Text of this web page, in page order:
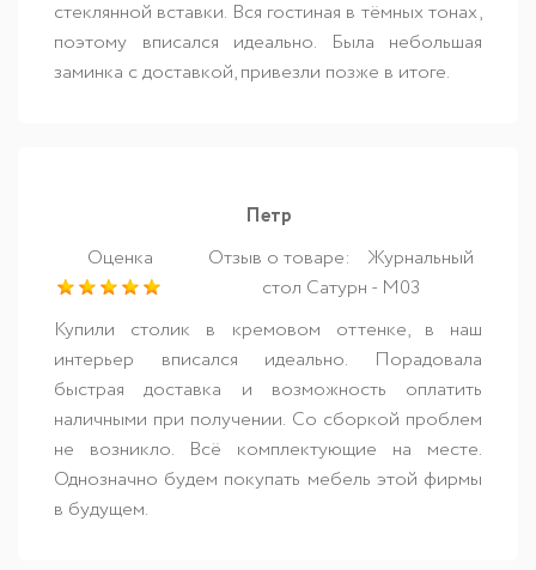
стеклянной вставки. Вся гостиная в тёмных тонах,
поэтому вписался идеально. Была небольшая
заминка с доставкой, привезли позже в итоге.
Петр
Оценка
Отзыв о товаре:
Журнальный
стол Сатурн - М03
Купили столик в кремовом оттенке, в наш
интерьер вписался идеально. Порадовала
быстрая доставка и возможность оплатить
наличными при получении. Со сборкой проблем
не возникло. Всё комплектующие на месте.
Однозначно будем покупать мебель этой фирмы
в будущем.